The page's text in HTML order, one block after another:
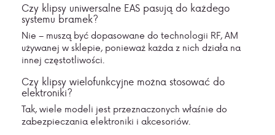
Czy klipsy uniwersalne EAS pasują do każdego
systemu bramek?
Nie – muszą być dopasowane do technologii RF, AM
używanej w sklepie, ponieważ każda z nich działa na
innej częstotliwości.
Czy klipsy wielofunkcyjne można stosować do
elektroniki?
Tak, wiele modeli jest przeznaczonych właśnie do
zabezpieczania elektroniki i akcesoriów.